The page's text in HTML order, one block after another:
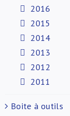
2016
2015
2014
2013
2012
2011
Boite à outils